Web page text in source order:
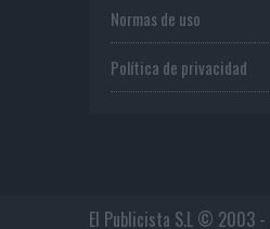
Normas de uso
Política de privacidad
El Publicista S.L © 2003 -